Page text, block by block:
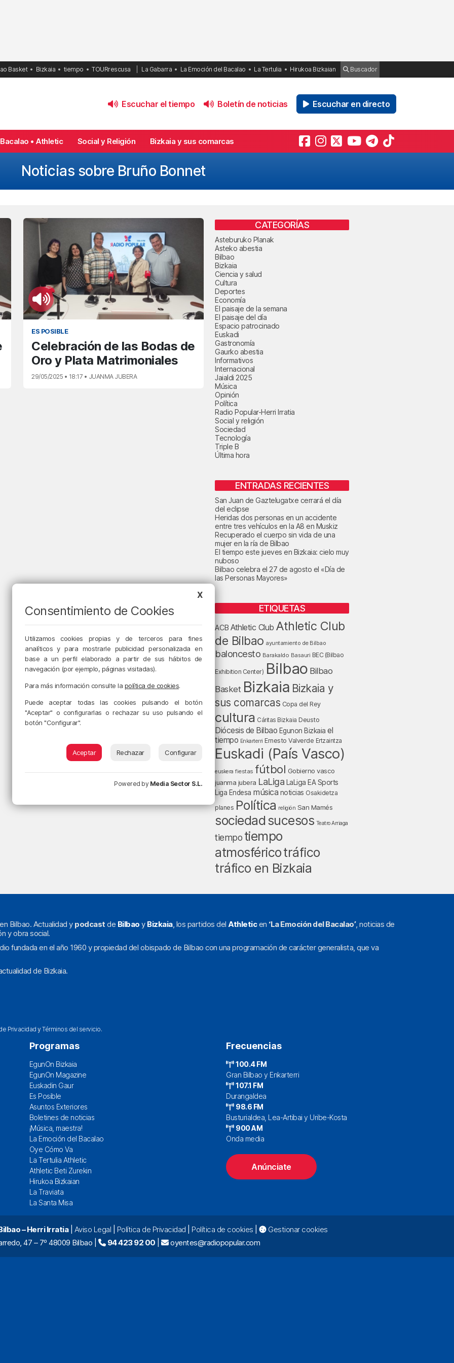
Basket Bizkaia tiempo TOURrescusa La Gabarra La Emoción del Bacalao La Tertulia Hirukoa Bizkaian Buscador
Escuchar el tiempo Boletín de noticias Escuchar en directo
Bacalao • Athletic Social y Religión Bizkaia y sus comarcas
Noticias sobre Bruño Bonnet
ES POSIBLE
Celebración de las Bodas de
Oro y Plata Matrimoniales
29/05/2025 • 18:17 • JUANMA JUBERA
CATEGORÍAS
Asteburuko Planak
Asteko abestia
Bilbao
Bizkaia
Ciencia y salud
Cultura
Deportes
Economía
El paisaje de la semana
El paisaje del día
Espacio patrocinado
Euskadi
Gastronomía
Gaurko abestia
Informativos
Internacional
Jaialdi 2025
Música
Opinión
Política
Radio Popular-Herri Irratia
Social y religión
Sociedad
Tecnología
Triple B
Última hora
ENTRADAS RECIENTES
San Juan de Gaztelugatxe cerrará el día
del eclipse
Heridas dos personas en un accidente
entre tres vehículos en la A8 en Muskiz
Recuperado el cuerpo sin vida de una
mujer en la ría de Bilbao
El tiempo este jueves en Bizkaia: cielo muy
nuboso
Bilbao celebra el 27 de agosto el «Día de
las Personas Mayores»
ETIQUETAS
ACB Athletic Club Athletic Club
de Bilbao ayuntamiento de Bilbao
baloncesto Barakaldo Basauri BEC (Bilbao
Exhibition Center) Bilbao Bilbao
Basket Bizkaia Bizkaia y
sus comarcas Copa del Rey
cultura Cáritas Bizkaia Deusto
Diócesis de Bilbao Egunon Bizkaia el
tiempo Enkarterri Ernesto Valverde Ertzaintza
Euskadi (País Vasco)
euskera fiestas fútbol Gobierno vasco
juanma jubera LaLiga LaLiga EA Sports
Liga Endesa música noticias Osakidetza
planes Política religión San Mamés
sociedad sucesos Teatro Arriaga
tiempo tiempo
atmosféricotráfico
tráfico en Bizkaia
Bilbao. Actualidad y podcast de Bilbao y Bizkaia, los partidos del Athleticen ‘La Emoción del Bacalao’, noticias de
y obra social.
fundada en el año 1960 y propiedad del obispado de Bilbao con una programación de carácter generalista, que va
de Bizkaia.
PrivacidadyTérminos del servicio.
Programas
EgunOn Bizkaia
EgunOn Magazine
Euskadin Gaur
Es Posible
Asuntos Exteriores
Boletines de noticias
¡Música, maestra!
La Emoción del Bacalao
Oye Cómo Va
La Tertulia Athletic
Athletic Beti Zurekin
Hirukoa Bizkaian
La Traviata
La Santa Misa
Frecuencias
100.4 FM
Gran Bilbao y Enkarterri
107.1 FM
Durangaldea
98.6 FM
Busturialdea, Lea-Artibai y Uribe-Kosta
900 AM
Onda media
Anúnciate
– Herri Irratia| Aviso Legal Política de Privacidad Política de cookies
Gestionar cookies
47 – 7º 48009 Bilbao |
94 423 92 00 | oyentes@radiopopular.com
X
Consentimiento de Cookies
Utilizamos cookies propias y de terceros para fines
analíticos y para mostrarle publicidad personalizada en
base a un perfil elaborado a partir de sus hábitos de
navegación (por ejemplo, páginas visitadas).
Para más información consulte la política de cookies.
Puede aceptar todas las cookies pulsando el botón
"Aceptar" o configurarlas o rechazar su uso pulsando el
botón "Configurar".
Aceptar Rechazar Configurar
Powered by Media Sector S.L.